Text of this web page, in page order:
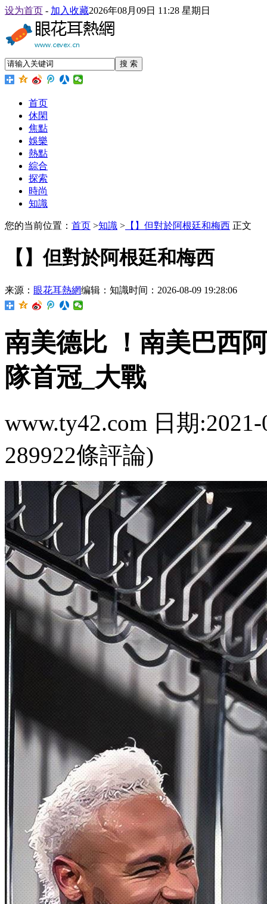
设为首页 - 加入收藏2026年08月09日 11:28 星期日
搜 索
首页
休閑
焦點
娛樂
熱點
綜合
探索
時尚
知識
您的当前位置： 首页 >知識 > 【】但對於阿根廷和梅西 正文
【】但對於阿根廷和梅西
来源： 眼花耳熱網编辑：知識时间：2026-08-09 19:28:06
南美德比 ！南美巴
隊首冠_大戰
www.ty42.com 日期
289922條評論)